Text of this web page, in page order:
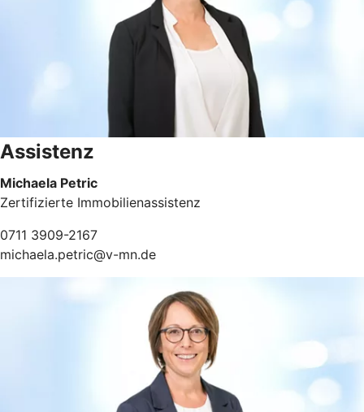
Assistenz
Michaela Petric
Zertifizierte Immobilienassistenz
0711 3909-2167
michaela.petric@v-mn.de